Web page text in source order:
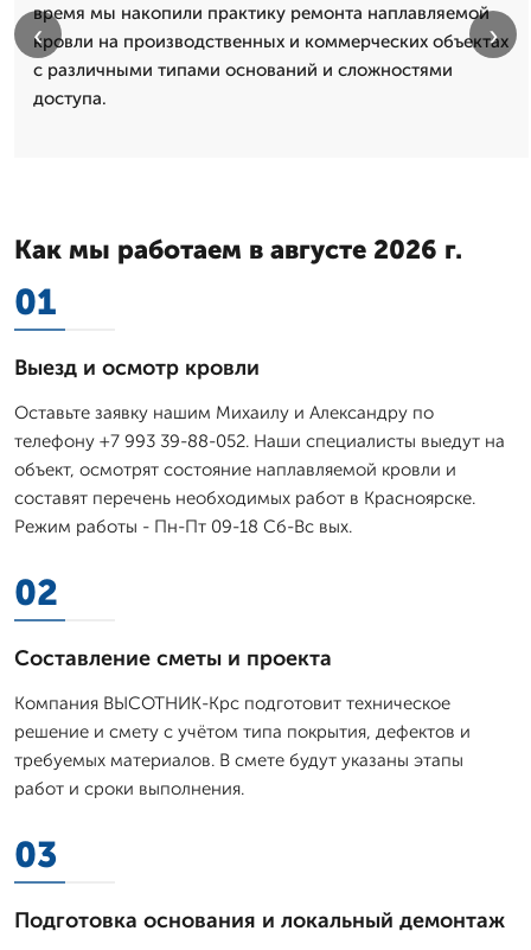
время мы накопили практику ремонта наплавляемой
кровли на производственных и коммерческих объектах
с различными типами оснований и сложностями
доступа.
‹ ›
Как мы работаем в августе 2026 г.
01
Выезд и осмотр кровли
Оставьте заявку нашим Михаилу и Александру по
телефону +7 993 39-88-052. Наши специалисты выедут на
объект, осмотрят состояние наплавляемой кровли и
составят перечень необходимых работ в Красноярске.
Режим работы - Пн-Пт 09-18 Сб-Вс вых.
02
Составление сметы и проекта
Компания ВЫСОТНИК-Крс подготовит техническое
решение и смету с учётом типа покрытия, дефектов и
требуемых материалов. В смете будут указаны этапы
работ и сроки выполнения.
03
Подготовка основания и локальный демонтаж